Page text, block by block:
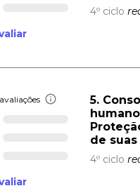
4º ciclo
avaliações
5.
de
4º ciclo